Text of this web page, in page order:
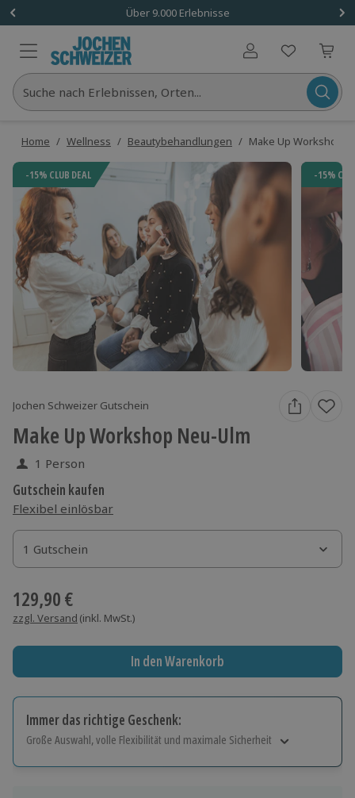
Über 9.000 Erlebnisse
Benutzerkonto
Suche nach Erlebnissen, Orten...
Home / Wellness / Beautybehandlungen / Make Up Workshop
-15% CLUB DEAL -15%
Jochen Schweizer Gutschein
Make Up Workshop Neu-Ulm
1 Person
Gutschein kaufen
Flexibel einlösbar
1 Gutschein
1 Gutschein
1 Gutschein
129,90 €
zzgl. Versand (inkl. MwSt.)
In den Warenkorb
Immer das richtige Geschenk:
Große Auswahl, volle Flexibilität und maximale Sicherheit